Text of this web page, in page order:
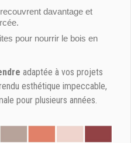
davantage et
pour nourrir le bois en
adaptée à vos projets
esthétique impeccable,
pour plusieurs années.